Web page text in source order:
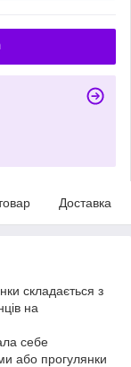
Доставка
складається з
на
себе
або прогулянки